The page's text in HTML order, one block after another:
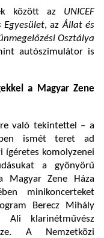
között az UNICEF
Egyesület, azÁllat és
Osztálya
autószimulátor is
a Magyar Zene
való tekintettel – a
ismét teret ad
ígéretes komolyzenei
a gyönyörű
Magyar Zene Háza
minikoncerteket
Berecz Mihály
Ali klarinétművész
A Nemzetközi